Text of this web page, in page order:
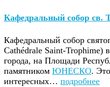
Кафедральный собор св.
Кафедральный собор
Cathédrale Saint-Trophime)
города, на Площади
памятником ЮНЕСКО.
интересных… подробнее